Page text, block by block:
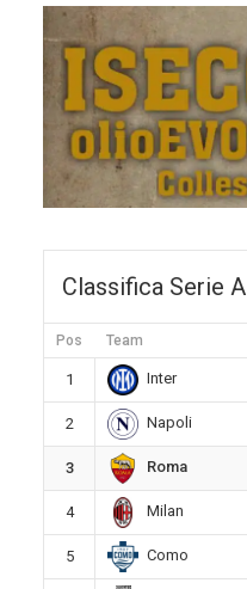
Classifica Serie A
Pos Team
1 Inter
2 Napoli
3 Roma
4 Milan
5 Como